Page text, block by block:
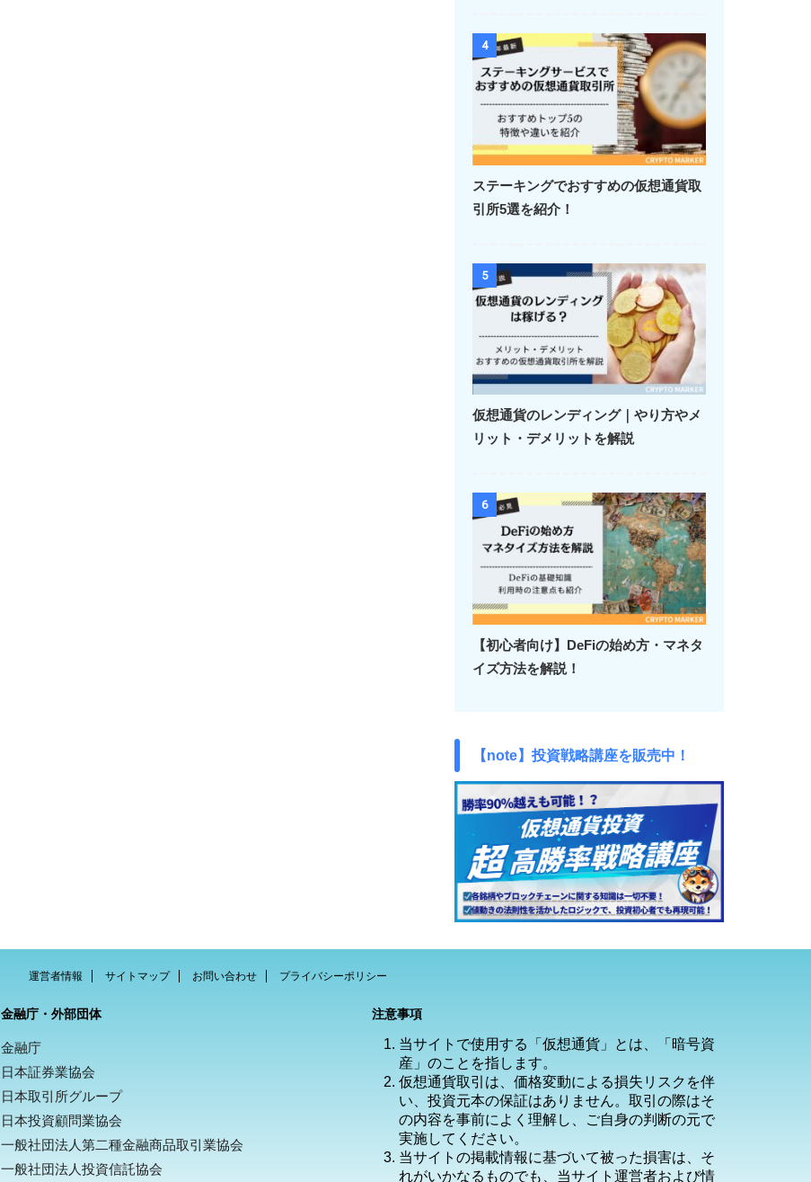
4
ステーキングでおすすめの仮想通貨取
引所5選を紹介！
5
仮想通貨のレンディング｜やり方やメ
リット・デメリットを解説
6
【初心者向け】DeFiの始め方・マネタ
イズ方法を解説！
【note】投資戦略講座を販売中！
運営者情報 サイトマップ お問い合わせ プライバシーポリシー
金融庁・外部団体
金融庁
日本証券業協会
日本取引所グループ
日本投資顧問業協会
一般社団法人第二種金融商品取引業協会
一般社団法人投資信託協会
注意事項
当サイトで使用する「仮想通貨」とは、「暗号資
産」のことを指します。
仮想通貨取引は、価格変動による損失リスクを伴
い、投資元本の保証はありません。取引の際はそ
の内容を事前によく理解し、ご自身の判断の元で
実施してください。
当サイトの掲載情報に基づいて被った損害は、そ
れがいかなるものでも、当サイト運営者および情